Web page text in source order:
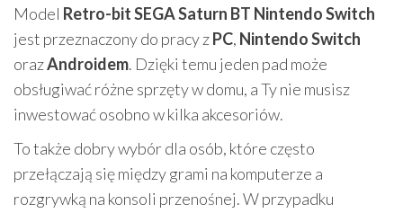
Model Retro-bit SEGA Saturn BT Nintendo Switch
jest przeznaczony do pracy zPC, Nintendo Switch
orazAndroidem. Dzięki temu jeden pad może
obsługiwać różne sprzęty w domu, a Ty nie musisz
inwestować osobno w kilka akcesoriów.
To także dobry wybór dla osób, które często
przełączają się między grami na komputerze a
rozgrywką na konsoli przenośnej. W przypadku